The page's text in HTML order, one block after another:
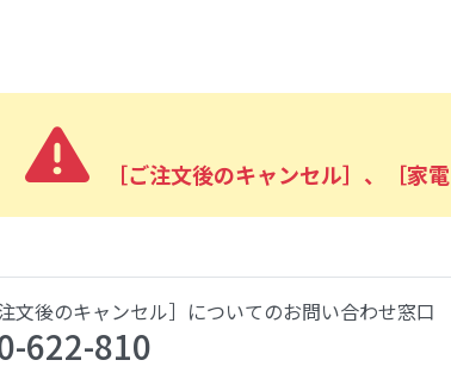
［ご注文後のキャンセル］、［家
文後のキャンセル］についてのお問い合わせ窓口
622-810